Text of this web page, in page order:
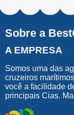
Sobre a
A EMPRESA
Somos uma das
cruzeiros
você a facilidade
principais Cias.